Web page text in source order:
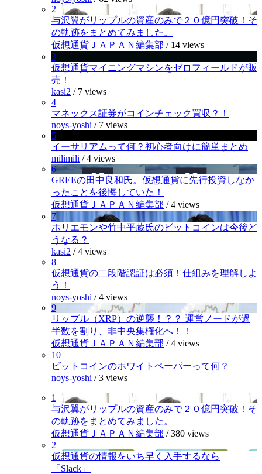
2
与沢翼がリップルの資産のみで２０億円突破！そ
の軌跡をまとめてみました。
仮想通貨ＪＡＰＡＮ編集部 / 14 views
3
仮想通貨マイニングマシンをゼロフィールドが販
売！
kasi2 / 7 views
4
マネックス証券がコインチェック買収？！
noys-yoshi / 7 views
5
イーサリアムって何？初心者向けに簡単まとめ
milimili /4 views
6
GREEの田中良和氏。仮想通貨に先行投資しなか
ったことを後悔していた！
仮想通貨ＪＡＰＡＮ編集部 /4 views
7
ホリエモンや竹中平蔵氏のビットコインは今後ど
うなる？
kasi2 /4 views
8
仮想通貨の二段階認証は必須！仕組みを理解しよ
う！
noys-yoshi /4 views
9
リップル（XRP）の逆襲！？？ 運営ノードが過
半数を割り、非中央集権化へ！！
仮想通貨ＪＡＰＡＮ編集部 /4 views
10
ビットコインのホワイトペーパーって何？
noys-yoshi /3 views
1
与沢翼がリップルの資産のみで２０億円突破！そ
の軌跡をまとめてみました。
仮想通貨ＪＡＰＡＮ編集部 /380 views
2
仮想通貨の情報をいち早く入手するなら
「Slack」